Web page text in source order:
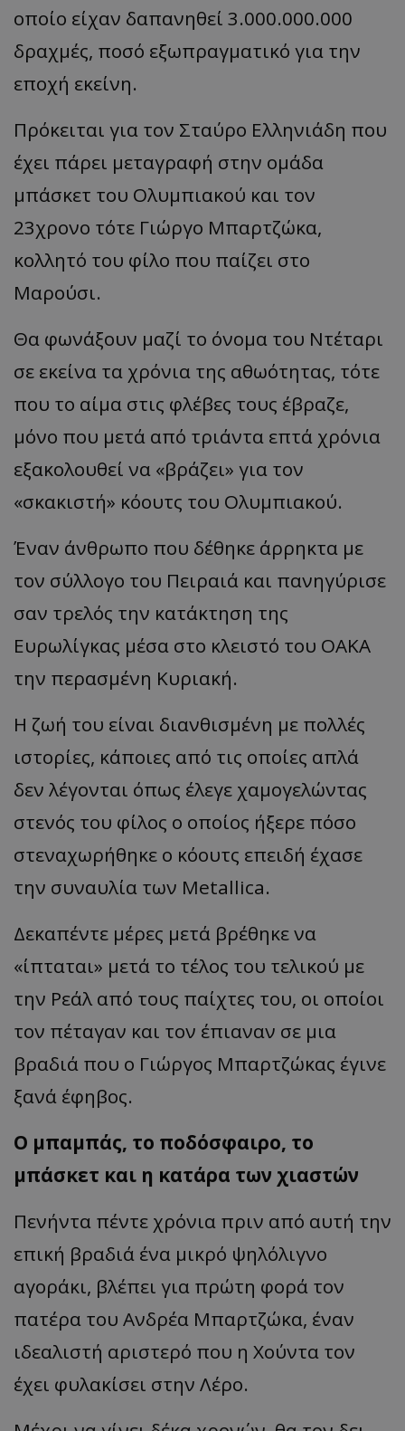
οποίο είχαν δαπανηθεί 3.000.000.000
δραχμές, ποσό εξωπραγματικό για την
εποχή εκείνη.
Πρόκειται για τον Σταύρο Ελληνιάδη που
έχει πάρει μεταγραφή στην ομάδα
μπάσκετ του Ολυμπιακού και τον
23χρονο τότε Γιώργο Μπαρτζώκα,
κολλητό του φίλο που παίζει στο
Μαρούσι.
Θα φωνάξουν μαζί το όνομα του Ντέταρι
σε εκείνα τα χρόνια της αθωότητας, τότε
που το αίμα στις φλέβες τους έβραζε,
μόνο που μετά από τριάντα επτά χρόνια
εξακολουθεί να «βράζει» για τον
«σκακιστή» κόουτς του Ολυμπιακού.
Έναν άνθρωπο που δέθηκε άρρηκτα με
τον σύλλογο του Πειραιά και πανηγύρισε
σαν τρελός την κατάκτηση της
Ευρωλίγκας μέσα στο κλειστό του ΟΑΚΑ
την περασμένη Κυριακή.
Η ζωή του είναι διανθισμένη με πολλές
ιστορίες, κάποιες από τις οποίες απλά
δεν λέγονται όπως έλεγε χαμογελώντας
στενός του φίλος ο οποίος ήξερε πόσο
στεναχωρήθηκε ο κόουτς επειδή έχασε
την συναυλία των Metallica.
Δεκαπέντε μέρες μετά βρέθηκε να
«ίπταται» μετά το τέλος του τελικού με
την Ρεάλ από τους παίχτες του, οι οποίοι
τον πέταγαν και τον έπιαναν σε μια
βραδιά που ο Γιώργος Μπαρτζώκας έγινε
ξανά έφηβος.
Ο μπαμπάς, το ποδόσφαιρο, το
μπάσκετ και η κατάρα των χιαστών
Πενήντα πέντε χρόνια πριν από αυτή την
επική βραδιά ένα μικρό ψηλόλιγνο
αγοράκι, βλέπει για πρώτη φορά τον
πατέρα του Ανδρέα Μπαρτζώκα, έναν
ιδεαλιστή αριστερό που η Χούντα τον
έχει φυλακίσει στην Λέρο.